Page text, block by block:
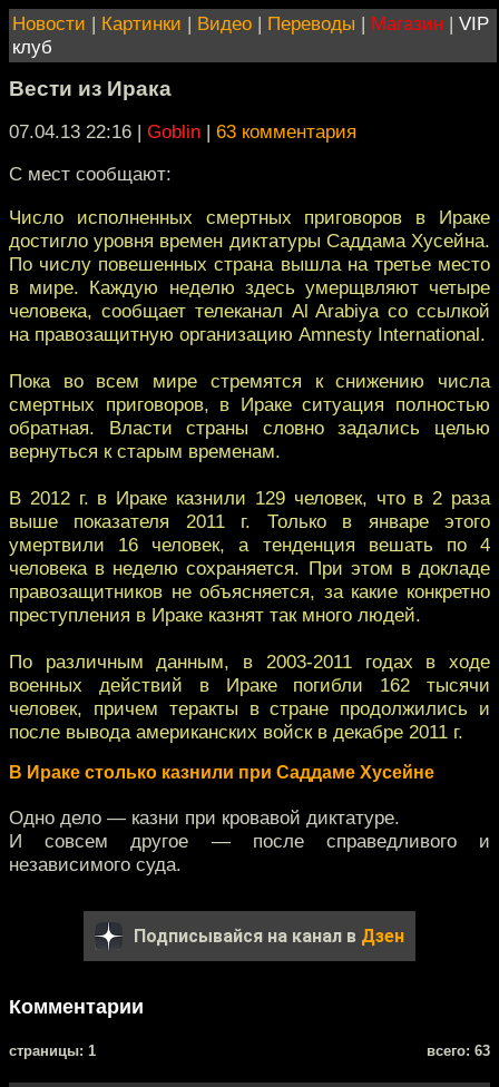
Новости | Картинки | Видео | Переводы | Магазин | VIP
клуб
Вести из Ирака
07.04.13 22:16 | Goblin | 63 комментария
С мест сообщают:
Число исполненных смертных приговоров в Ираке
достигло уровня времен диктатуры Саддама Хусейна.
По числу повешенных страна вышла на третье место
в мире. Каждую неделю здесь умерщвляют четыре
человека, сообщает телеканал Al Arabiya со ссылкой
на правозащитную организацию Amnesty International.
Пока во всем мире стремятся к снижению числа
смертных приговоров, в Ираке ситуация полностью
обратная. Власти страны словно задались целью
вернуться к старым временам.
В 2012 г. в Ираке казнили 129 человек, что в 2 раза
выше показателя 2011 г. Только в январе этого
умертвили 16 человек, а тенденция вешать по 4
человека в неделю сохраняется. При этом в докладе
правозащитников не объясняется, за какие конкретно
преступления в Ираке казнят так много людей.
По различным данным, в 2003-2011 годах в ходе
военных действий в Ираке погибли 162 тысячи
человек, причем теракты в стране продолжились и
после вывода американских войск в декабре 2011 г.
В Ираке столько казнили при Саддаме Хусейне
Одно дело — казни при кровавой диктатуре.
И совсем другое — после справедливого и
независимого суда.
Подписывайся на канал в Дзен
Комментарии
cтраницы: 1 всего: 63